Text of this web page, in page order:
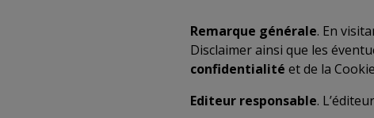
Remarque générale. En
Disclaimer ainsi que les
confidentialité et de la
Editeur responsable.